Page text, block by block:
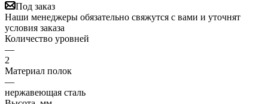
Под заказ
Наши менеджеры обязательно свяжутся с вами и уточнят
условия заказа
Количество уровней
—
2
Материал полок
—
нержавеющая сталь